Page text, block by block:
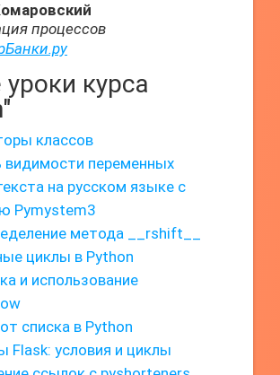
процессов
курса
классов
видимости переменных
на русском языке с
Pymystem3
метода __rshift__
циклы в Python
и использование
списка в Python
Flask: условия и циклы